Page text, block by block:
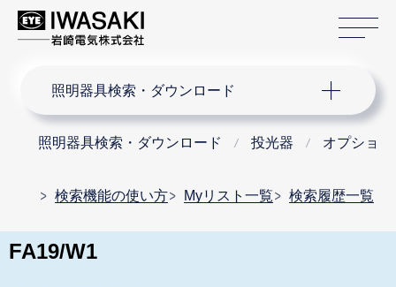
照明器具検索・ダウンロード
照明器具検索・ダウンロード 投光器 オプション
検索機能の使い方 Myリスト一覧 検索履歴一覧
FA19/W1